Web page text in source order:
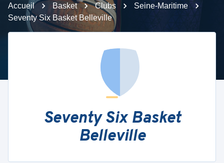
Accueil Basket Clubs
Seine-Maritime
Seventy Six Basket Belleville
Seventy Six Basket
Belleville